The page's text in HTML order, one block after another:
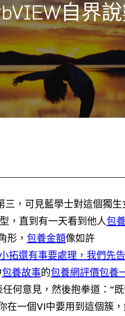
自界
，可見藍學士對這個獨生
，直到有一天看到他人包
形， 包養金額像如許
拓還有事要處理，我們先
包養故事的包養網評價包養
何意見，然後抱拳道：“
在一個VI中要用到這個簇